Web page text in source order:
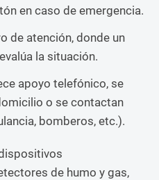
en caso de emergencia.
de atención, donde un
la situación.
apoyo telefónico, se
o se contactan
bomberos, etc.).
de humo y gas,